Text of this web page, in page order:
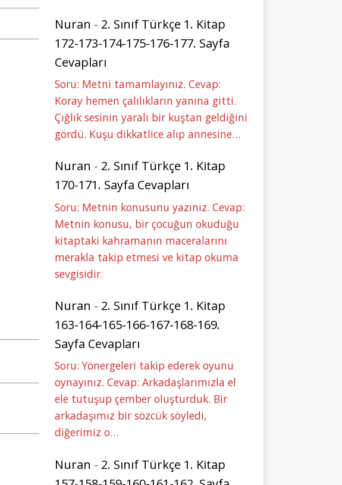
Nuran - 2. Sınıf Türkçe 1. Kitap
172-173-174-175-176-177. Sayfa
Cevapları
Soru: Metni tamamlayınız. Cevap:
Koray hemen çalılıkların yanına gitti.
Çığlık sesinin yaralı bir kuştan geldiğini
gördü. Kuşu dikkatlice alıp annesine…
Nuran - 2. Sınıf Türkçe 1. Kitap
170-171. Sayfa Cevapları
Soru: Metnin konusunu yazınız. Cevap:
Metnin konusu, bir çocuğun okuduğu
kitaptaki kahramanın maceralarını
merakla takip etmesi ve kitap okuma
sevgisidir.
Nuran - 2. Sınıf Türkçe 1. Kitap
163-164-165-166-167-168-169.
Sayfa Cevapları
Soru: Yönergeleri takip ederek oyunu
oynayınız. Cevap: Arkadaşlarımızla el
ele tutuşup çember oluşturduk. Bir
arkadaşımız bir sözcük söyledi,
diğerimiz o…
Nuran - 2. Sınıf Türkçe 1. Kitap